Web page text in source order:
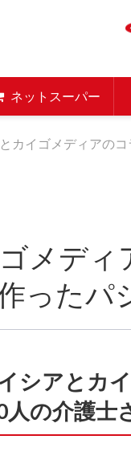
ネットスーパー
カイゴメディアの
メディ
ったパ
シアとカ
人の介護